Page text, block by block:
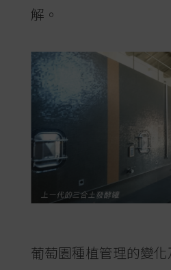
解。
葡萄園種植管理的變